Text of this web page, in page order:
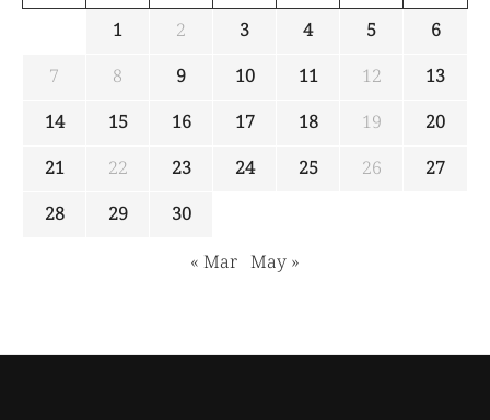
1 2 3 4 5
6
7
8 9 10 11 12
13
14
15 16 17 18 19
20
21
22 23 24 25 26
27
28
29
30
« Mar May »